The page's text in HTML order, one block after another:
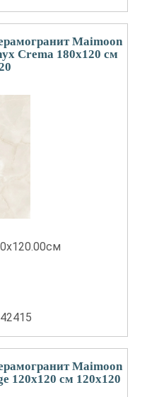
Maimoon
Crema 180х120 см
Maimoon
120х120 см 120x120